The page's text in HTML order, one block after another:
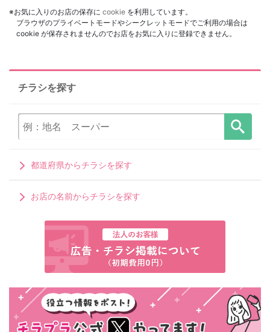
※お気に入りのお店の保存に cookie を利用しています。
ブラウザのプライベートモードやシークレットモードでご利用の場合は
cookie が保存されませんのでお店をお気に入りに登録できません。
チラシを探す
都道府県からチラシを探す
お店の名前からチラシを探す